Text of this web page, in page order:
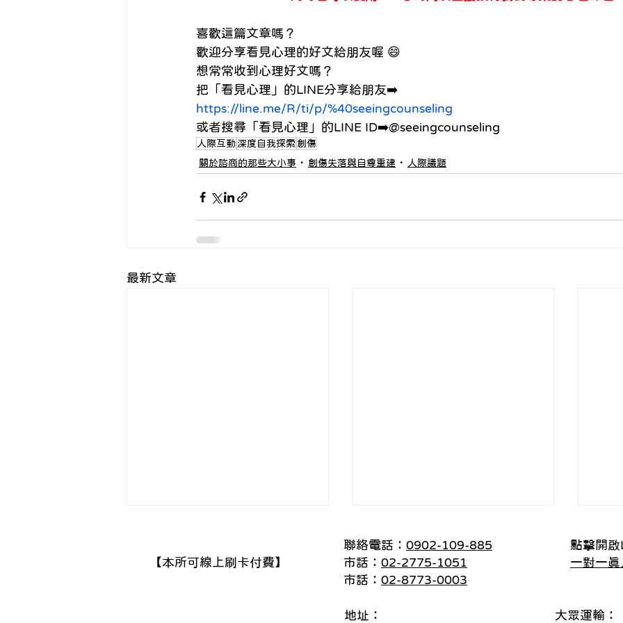
喜歡這篇文章嗎？
歡迎分享看見心理的好文給朋友喔 😄
想常常收到心理好文嗎？
把「看見心理」的LINE分享給朋友➡️
https://line.me/R/ti/p/%40seeingcounseling
或者搜尋「看見心理」的LINE ID➡️@seeingcounseling
人際互動 深度自我探索 創傷
關於諮商的那些大小事
創傷失落與自尊重建 人際議題
最新文章
聯絡電話： 0902-109-885
市話： 02-2775-1051
市話： 02-8773-0003
​【本所可線上刷卡付費】
點擊開啟
一對一
地址： 大眾運輸：